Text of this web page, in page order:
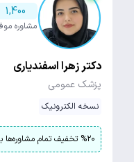
1,400
مشاوره
دکتر زهرا اسفندیاری
پزشک عمومی
نسخه الکترونیک
%۲۰ تخفیف تمام مشاوره‌ها